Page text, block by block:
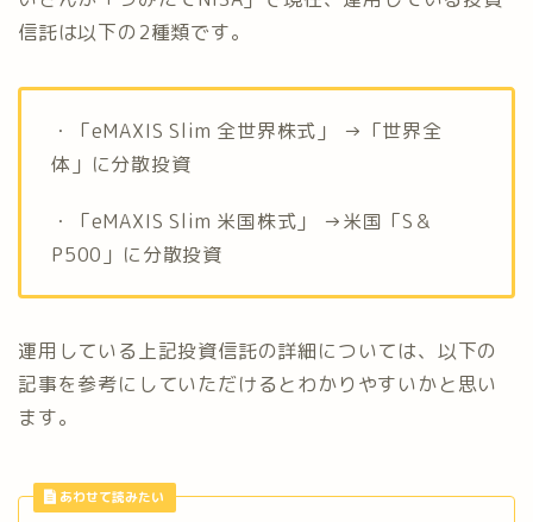
信託は以下の2種類です。
・「eMAXIS Slim 全世界株式」 →「世界全
体」に分散投資
・「eMAXIS Slim 米国株式」 →米国「S＆
P500」に分散投資
運用している上記投資信託の詳細については、以下の
記事を参考にしていただけるとわかりやすいかと思い
ます。